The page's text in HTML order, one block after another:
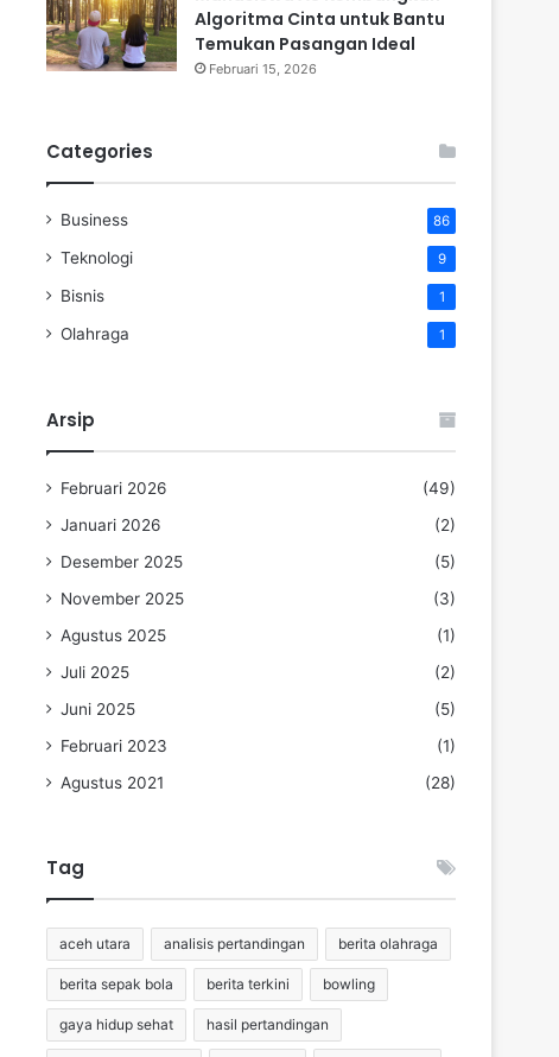
Algoritma Cinta untuk Bantu
Temukan Pasangan Ideal
Februari 15, 2026
Categories
Business 86
Teknologi 9
Bisnis 1
Olahraga 1
Arsip
Februari 2026
(49)
Januari 2026
(2)
Desember 2025
(5)
November 2025
(3)
Agustus 2025
(1)
Juli 2025
(2)
Juni 2025
(5)
Februari 2023
(1)
Agustus 2021
(28)
Tag
aceh utara analisis pertandingan berita olahraga
berita sepak bola berita terkini bowling
gaya hidup sehat hasil pertandingan